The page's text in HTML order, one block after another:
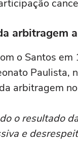
arbitragem
o Santos
Paulista,
arbitragem
o resultado
e